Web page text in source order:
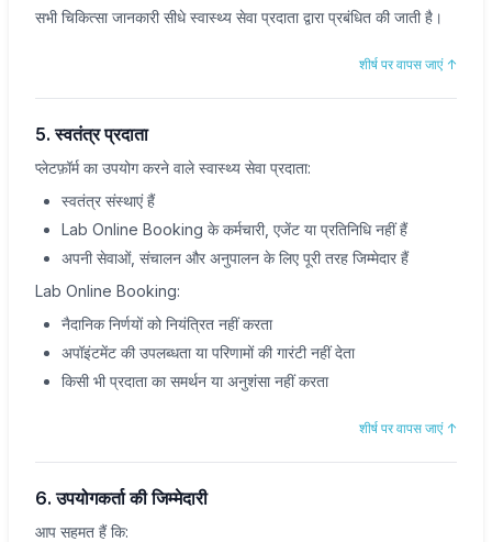
सभी चिकित्सा जानकारी सीधे स्वास्थ्य सेवा प्रदाता द्वारा प्रबंधित की जाती है।
शीर्ष पर वापस जाएं↑
5. स्वतंत्र प्रदाता
प्लेटफ़ॉर्म का उपयोग करने वाले स्वास्थ्य सेवा प्रदाता:
स्वतंत्र संस्थाएं हैं
Lab Online Booking के कर्मचारी, एजेंट या प्रतिनिधि नहीं हैं
अपनी सेवाओं, संचालन और अनुपालन के लिए पूरी तरह जिम्मेदार हैं
Lab Online Booking:
नैदानिक निर्णयों को नियंत्रित नहीं करता
अपॉइंटमेंट की उपलब्धता या परिणामों की गारंटी नहीं देता
किसी भी प्रदाता का समर्थन या अनुशंसा नहीं करता
शीर्ष पर वापस जाएं↑
6. उपयोगकर्ता की जिम्मेदारी
आप सहमत हैं कि: